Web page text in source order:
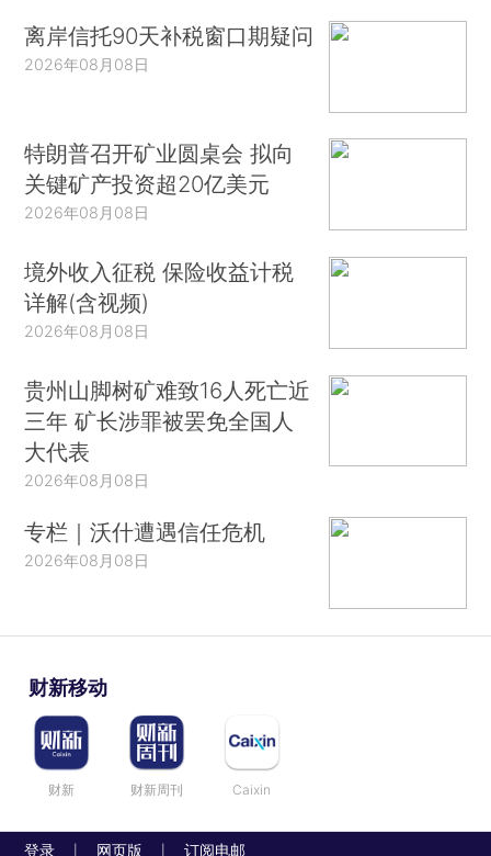
离岸信托90天补税窗口期疑问
2026年08月08日
特朗普召开矿业圆桌会 拟向
关键矿产投资超20亿美元
2026年08月08日
境外收入征税 保险收益计税
详解(含视频)
2026年08月08日
贵州山脚树矿难致16人死亡近
三年 矿长涉罪被罢免全国人
大代表
2026年08月08日
专栏｜沃什遭遇信任危机
2026年08月08日
财新移动
财新 财新周刊 Caixin
登录 网页版 订阅电邮